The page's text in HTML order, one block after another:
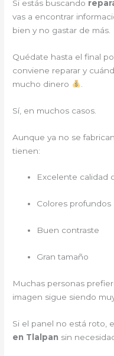
Si estás buscando
vas a encontrar
bien y no gastar de más.
Quédate hasta el final
conviene reparar y
mucho dinero
Sí, en muchos casos.
Aunque ya no se
tienen:
Excelente calidad
Colores profundos
Buen contraste
Gran tamaño
Muchas personas
imagen sigue siendo
Si el panel no está roto,
en Tlalpan sin